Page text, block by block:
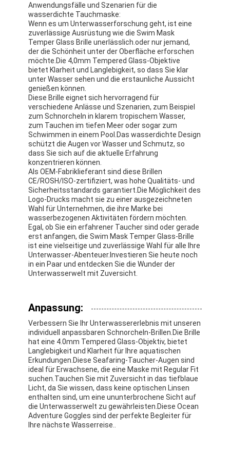
Schwimmflossen
Schnorchelmaskensatz
Tauchzubehör
Anwendungsfälle und Szenarien für die
wasserdichte Tauchmaske:
Wenn es um Unterwasserforschung geht, ist eine
zuverlässige Ausrüstung wie die Swim Mask
Temper Glass Brille unerlässlich.oder nur jemand,
der die Schönheit unter der Oberfläche erforschen
möchte.Die 4,0mm Tempered Glass-Objektive
bietet Klarheit und Langlebigkeit, so dass Sie klar
unter Wasser sehen und die erstaunliche Aussicht
genießen können.
Diese Brille eignet sich hervorragend für
verschiedene Anlässe und Szenarien, zum Beispiel
zum Schnorcheln in klarem tropischem Wasser,
zum Tauchen im tiefen Meer oder sogar zum
Schwimmen in einem Pool.Das wasserdichte Design
schützt die Augen vor Wasser und Schmutz, so
dass Sie sich auf die aktuelle Erfahrung
konzentrieren können.
Als OEM-Fabriklieferant sind diese Brillen
CE/ROSH/ISO-zertifiziert, was hohe Qualitäts- und
Sicherheitsstandards garantiert.Die Möglichkeit des
Logo-Drucks macht sie zu einer ausgezeichneten
Wahl für Unternehmen, die ihre Marke bei
wasserbezogenen Aktivitäten fördern möchten.
Egal, ob Sie ein erfahrener Taucher sind oder gerade
erst anfangen, die Swim Mask Temper Glass-Brille
ist eine vielseitige und zuverlässige Wahl für alle Ihre
Unterwasser-Abenteuer.Investieren Sie heute noch
in ein Paar und entdecken Sie die Wunder der
Unterwasserwelt mit Zuversicht.
Anpassung:
Verbessern Sie Ihr Unterwassererlebnis mit unseren
individuell anpassbaren Schnorcheln-Brillen.Die Brille
hat eine 4.0mm Tempered Glass-Objektiv, bietet
Langlebigkeit und Klarheit für Ihre aquatischen
Erkundungen.Diese Seafaring-Taucher-Augen sind
ideal für Erwachsene, die eine Maske mit Regular Fit
suchen.Tauchen Sie mit Zuversicht in das tiefblaue
Licht, da Sie wissen, dass keine optischen Linsen
enthalten sind, um eine ununterbrochene Sicht auf
die Unterwasserwelt zu gewährleisten.Diese Ocean
Adventure Goggles sind der perfekte Begleiter für
Ihre nächste Wasserreise..